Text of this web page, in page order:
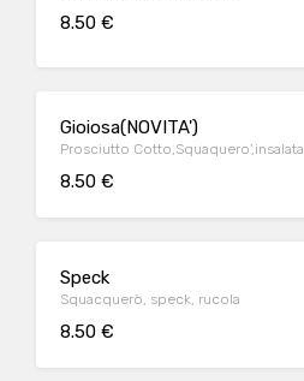
8.50 €
Gioiosa(NOVITA')
Prosciutto
8.50 €
Speck
Squacquerò, speck, rucola
8.50 €